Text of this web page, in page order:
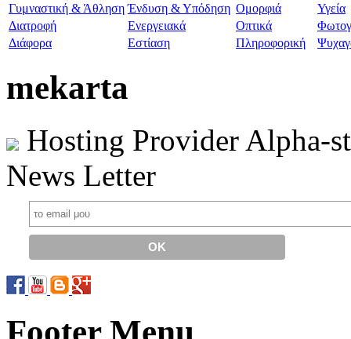
Γυμναστική & Άθληση Ένδυση & Υπόδηση Ομορφιά
Υγεία
Διατροφή
Ενεργειακά Οπτικά
Διάφορα
Εστίαση Πληροφορική
mekarta
Hosting Provider Alpha-
News Letter